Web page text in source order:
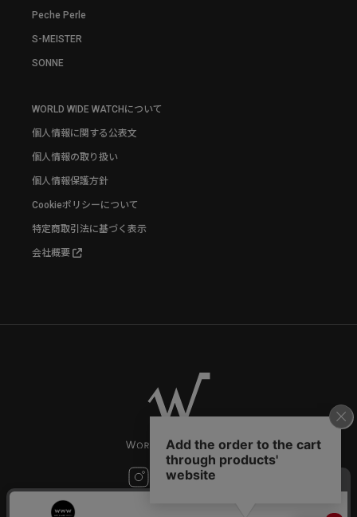
Peche Perle
S-MEISTER
SONNE
WORLD WIDE WATCHについて
個人情報に関する公表文
個人情報の取り扱い
個人情報保護方針
Cookieポリシーについて
特定商取引法に基づく表示
会社概要